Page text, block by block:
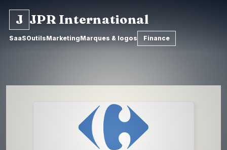
J JPR International
SaaSOutilsMarketingMarques & logos Finance